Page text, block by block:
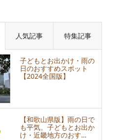
人気記事 特集記事
子どもとお出かけ・雨の
日のおすすめスポット
【2024全国版】
【和歌山県版】雨の日で
も平気。子どもとお出か
け・近畿地方のおす…